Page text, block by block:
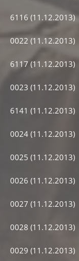
6116 (11.12.2013)
0022 (11.12.2013)
6117 (11.12.2013)
0023 (11.12.2013)
6141 (11.12.2013)
0024 (11.12.2013)
0025 (11.12.2013)
0026 (11.12.2013)
0027 (11.12.2013)
0028 (11.12.2013)
0029 (11.12.2013)